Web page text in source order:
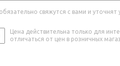
свяжутся с вами и уточнят
Цена действительна только для
отличаться от цен в розничных